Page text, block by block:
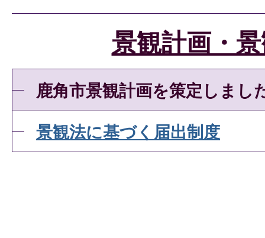
景観計画・
鹿角市景観計画を策定しまし
景観法に基づく届出制度